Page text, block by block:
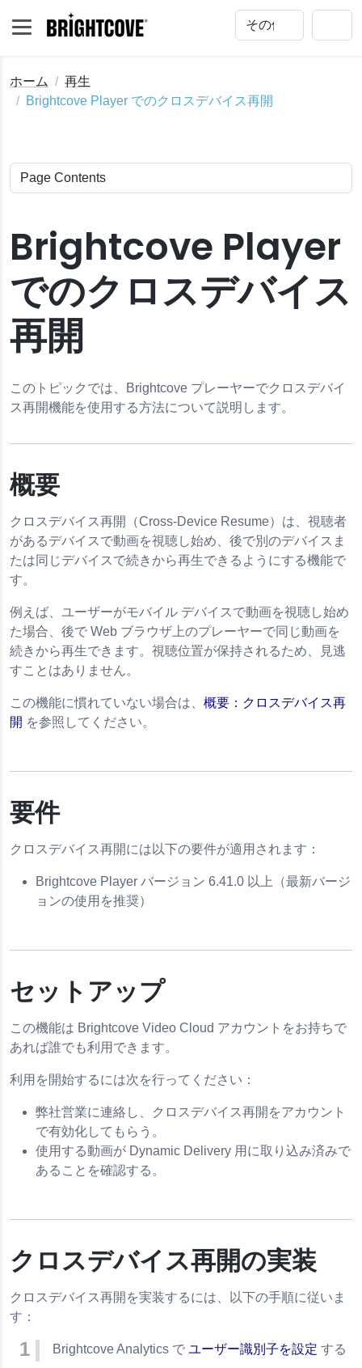
リティ
ーミング
ンリーダーの使用
ホーム
再生
Brightcove Player でのクロスデバイス再開
Brightcove Player
でのクロスデバイス
再開
このトピックでは、Brightcove プレーヤーでクロスデバイ
ス再開機能を使用する方法について説明します。
概要
クロスデバイス再開（Cross-Device Resume）は、視聴者
があるデバイスで動画を視聴し始め、後で別のデバイスま
たは同じデバイスで続きから再生できるようにする機能で
す。
例えば、ユーザーがモバイル デバイスで動画を視聴し始め
た場合、後で Web ブラウザ上のプレーヤーで同じ動画を
続きから再生できます。視聴位置が保持されるため、見逃
すことはありません。
この機能に慣れていない場合は、 概要：クロスデバイス再
開 を参照してください。
要件
クロスデバイス再開には以下の要件が適用されます：
Brightcove Player バージョン 6.41.0 以上（最新バージ
ョンの使用を推奨）
セットアップ
この機能は Brightcove Video Cloud アカウントをお持ちで
あれば誰でも利用できます。
利用を開始するには次を行ってください：
弊社営業に連絡し、クロスデバイス再開をアカウント
で有効化してもらう。
使用する動画が Dynamic Delivery 用に取り込み済みで
あることを確認する。
クロスデバイス再開の実装
クロスデバイス再開を実装するには、以下の手順に従いま
す：
Brightcove Analytics で ユーザー識別子を設定 する